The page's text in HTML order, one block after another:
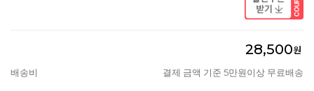
28,500원
배송비
결제 금액 기준 5만원이상 무료배송